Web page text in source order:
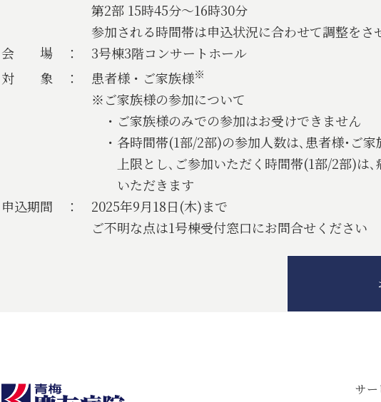
第2部 15時45分～16時30分
参加される時間帯は申込状況に合わせて調整をさせ
会 場 ： 3号棟3階コンサートホール
対 象 ： 患者様・ご家族様※
※ご家族様の参加について
・ご家族様のみでの参加はお受けできません
・各時間帯(1部/2部)の参加人数は､患者様･ご家
上限とし､ご参加いただく時間帯(1部/2部)は､病
いただきます
申込期間 ： 2025年9月18日(木)まで
ご不明な点は1号棟受付窓口にお問合せください
サー